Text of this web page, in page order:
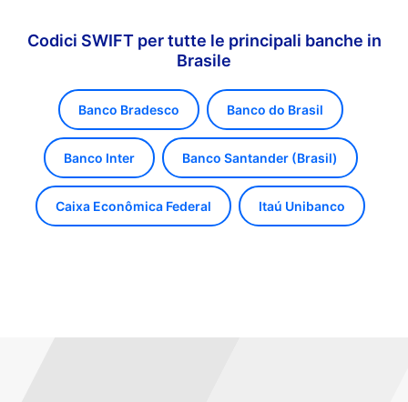
Codici SWIFT per tutte le principali banche in
Brasile
Banco Bradesco Banco do Brasil
Banco Inter Banco Santander (Brasil)
Caixa Econômica Federal Itaú Unibanco